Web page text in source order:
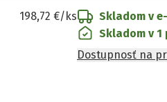
198,72 €/ks
Skladom v
Skladom v
Dostupnosť na